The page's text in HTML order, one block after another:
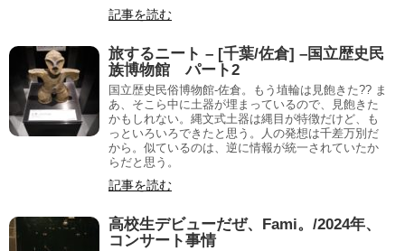
記事を読む
旅するニート – [千葉/佐倉] –国立歴史民
族博物館 パート2
国立歴史民俗博物館-佐倉。もう埴輪は見飽きた?? ま
あ、そこら中に土器が埋まっているので、見飽きた
かもしれない。縄文式土器は縄目が特徴だけど、も
っといろいろできたと思う。人の発想は千差万別だ
から。似ているのは、逆に情報が統一されていたか
らだと思う。
記事を読む
高校生デビューだぜ、Fami。/2024年、
コンサート事情